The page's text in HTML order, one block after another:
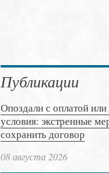
Публикации
Опоздали с оплатой
условия: экстренные
сохранить договор
08 августа 2026